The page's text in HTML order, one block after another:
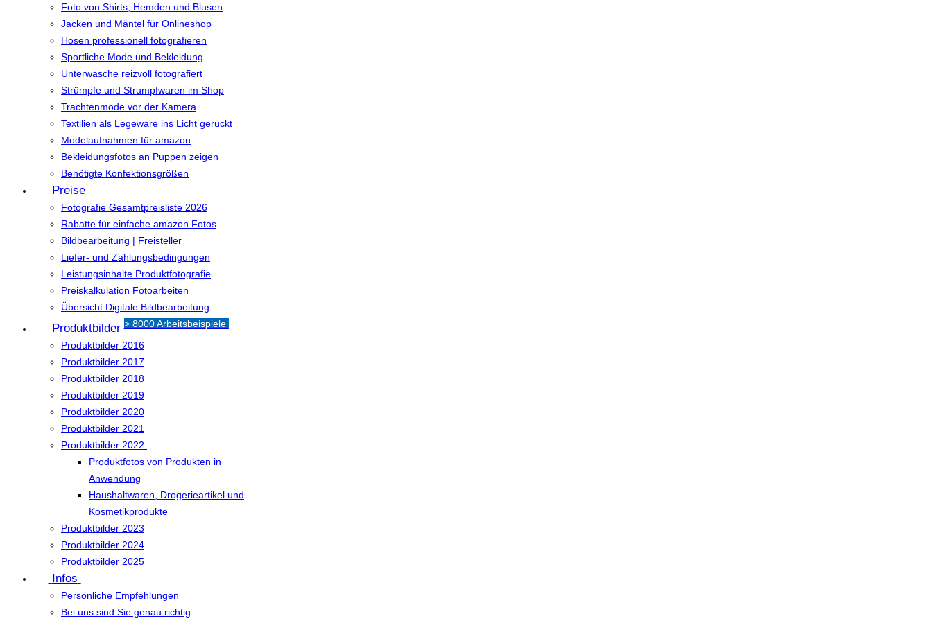
Foto von Shirts, Hemden und Blusen
Jacken und Mäntel für Onlineshop
Hosen professionell fotografieren
Sportliche Mode und Bekleidung
Unterwäsche reizvoll fotografiert
Strümpfe und Strumpfwaren im Shop
Trachtenmode vor der Kamera
Textilien als Legeware ins Licht gerückt
Modelaufnahmen für amazon
Bekleidungsfotos an Puppen zeigen
Benötigte Konfektionsgrößen
Preise
Fotografie Gesamtpreisliste 2026
Rabatte für einfache amazon Fotos
Bildbearbeitung | Freisteller
Liefer- und Zahlungsbedingungen
Leistungsinhalte Produktfotografie
Preiskalkulation Fotoarbeiten
Übersicht Digitale Bildbearbeitung
Produktbilder > 8000 Arbeitsbeispiele
Produktbilder 2016
Produktbilder 2017
Produktbilder 2018
Produktbilder 2019
Produktbilder 2020
Produktbilder 2021
Produktbilder 2022
Produktfotos von Produkten in
Anwendung
Haushaltwaren, Drogerieartikel und
Kosmetikprodukte
Produktbilder 2023
Produktbilder 2024
Produktbilder 2025
Infos
Persönliche Empfehlungen
Bei uns sind Sie genau richtig